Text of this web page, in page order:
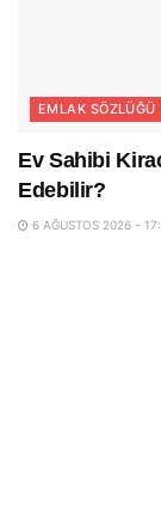
EMLAK SÖZLÜĞÜ
Ev Sahibi
Edebilir?
6 AĞUSTOS 2026 -